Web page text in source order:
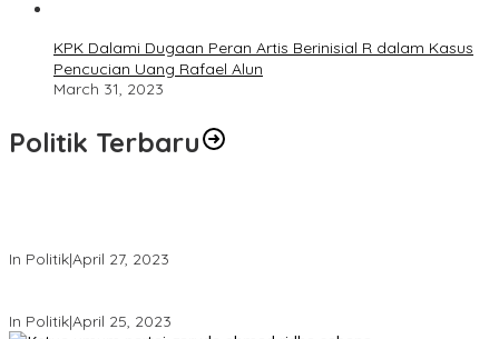
KPK Dalami Dugaan Peran Artis Berinisial R dalam Kasus
Pencucian Uang Rafael Alun
March 31, 2023
Politik Terbaru
In Politik|April 27, 2023
In Politik|April 25, 2023